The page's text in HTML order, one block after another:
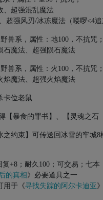
、超强混乱魔法
超强风刃 /冰冻魔法（喽啰<4
野兽系，属性：地100 ，不抗咒
石魔法、超强陨石魔法
野兽系，属性：火 100 ，不抗咒
焰魔法、超强火焰魔法
卡位老鼠
【暴食的罪书】、【灵魂之
约束】可传送回冰雪的牢城8
复+8 ；耐久 100 ；可交易；七
的真相 》必要道具之一
用于《寻找失踪的阿尔卡迪亚